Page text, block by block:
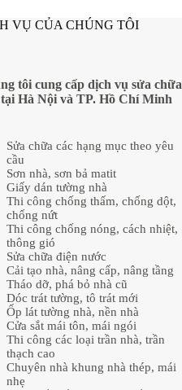
VỤ CỦA CHÚNG TÔI
tôi cung cấp dịch vụ sửa chữa
Hà Nội và TP. Hồ Chí Minh
Sửa chữa các hạng mục theo yêu
cầu
Sơn nhà, sơn bả matit
Giấy dán tường nhà
Thi công chống thấm, chống dột,
chống nứt
Thi công chống nóng, cách nhiệt,
thông gió
Sửa chữa điện nước
Cải tạo nhà, nâng cấp, nâng tầng
Tháo dỡ, phá bỏ nhà cũ
Dóc trát tường, tô trát mới
Ốp lát tường nhà, nền nhà
Cửa sắt mái tôn, mái ngói
Thi công các loại trần nhà, trần
thạch cao
Chuyên nhà khung nhà thép, mái
nhẹ